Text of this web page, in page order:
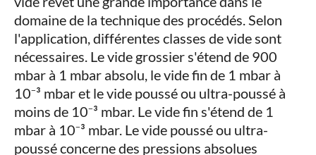
domaine de la technique des procédés. Selon
l'application, différentes classes de vide sont
nécessaires. Le vide grossier s'étend de 900
mbar à 1 mbar absolu, le vide fin de 1 mbar à
10⁻³ mbar et le vide poussé ou ultra-poussé à
moins de 10⁻³ mbar. Le vide fin s'étend de 1
mbar à 10⁻³ mbar. Le vide poussé ou ultra-
poussé concerne des pressions absolues